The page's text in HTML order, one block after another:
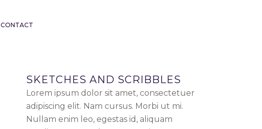
CONTACT
SKETCHES AND SCRIBBLES
Lorem ipsum dolor sit amet, consectetuer
adipiscing elit. Nam cursus. Morbi ut mi.
Nullam enim leo, egestas id, aliquam